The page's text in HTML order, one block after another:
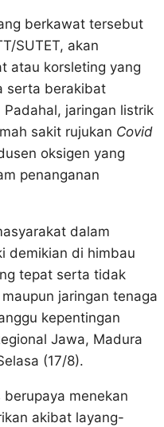
berkawat tersebut
SUTET, akan
atau korsleting yang
serta berakibat
jaringan listrik
sakit rujukan Covid
oksigen yang
penanganan
dalam
demikian di himbau
tepat serta tidak
jaringan tenaga
kepentingan
Jawa, Madura
(17/8).
menekan
akibat layang-